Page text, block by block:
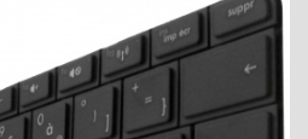
Open submenu
2
Open submenu
2
Open submenu